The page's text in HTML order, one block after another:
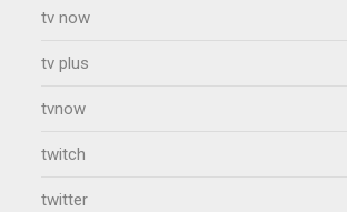
tv now
tv plus
tvnow
twitch
twitter